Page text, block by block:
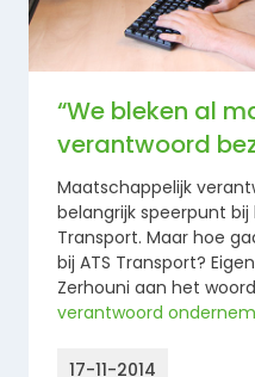
“We bleken al
verantwoord
Maatschappelijk
belangrijk speerpunt bij
Transport. Maar hoe
bij ATS Transport?
Zerhouni aan het
verantwoord
17-11-2014